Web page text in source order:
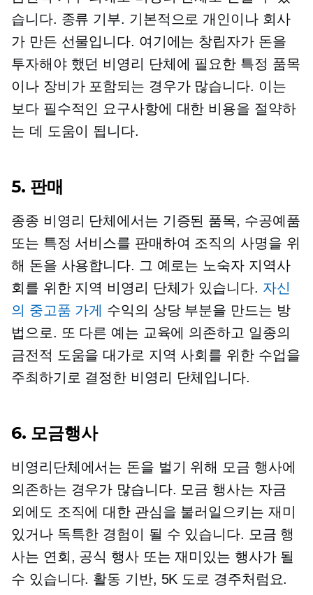
습니다. 종류 기부. 기본적으로 개인이나 회사
가 만든 선물입니다. 여기에는 창립자가 돈을
투자해야 했던 비영리 단체에 필요한 특정 품목
이나 장비가 포함되는 경우가 많습니다. 이는
보다 필수적인 요구사항에 대한 비용을 절약하
는 데 도움이 됩니다.
5. 판매
종종 비영리 단체에서는 기증된 품목, 수공예품
또는 특정 서비스를 판매하여 조직의 사명을 위
해 돈을 사용합니다. 그 예로는 노숙자 지역사
회를 위한 지역 비영리 단체가 있습니다. 자신
의 중고품 가게 수익의 상당 부분을 만드는 방
법으로. 또 다른 예는 교육에 의존하고 일종의
금전적 도움을 대가로 지역 사회를 위한 수업을
주최하기로 결정한 비영리 단체입니다.
6. 모금행사
비영리단체에서는 돈을 벌기 위해 모금 행사에
의존하는 경우가 많습니다. 모금 행사는 자금
외에도 조직에 대한 관심을 불러일으키는 재미
있거나 독특한 경험이 될 수 있습니다. 모금 행
사는 연회, 공식 행사 또는 재미있는 행사가 될
수 있습니다. 활동 기반, 5K 도로 경주처럼요.